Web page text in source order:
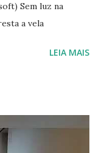
Sem luz na
a vela
LEIA MAIS